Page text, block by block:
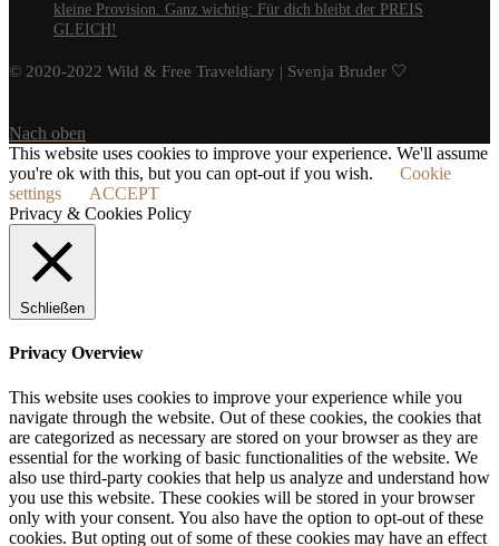
kleine Provision. Ganz wichtig: Für dich bleibt der PREIS
GLEICH!
© 2020-2022 Wild & Free Traveldiary | Svenja Bruder 🤍
Nach oben
This website uses cookies to improve your experience. We'll assume
you're ok with this, but you can opt-out if you wish.
Cookie
settings
ACCEPT
Privacy & Cookies Policy
Schließen
Privacy Overview
This website uses cookies to improve your experience while you
navigate through the website. Out of these cookies, the cookies that
are categorized as necessary are stored on your browser as they are
essential for the working of basic functionalities of the website. We
also use third-party cookies that help us analyze and understand how
you use this website. These cookies will be stored in your browser
only with your consent. You also have the option to opt-out of these
cookies. But opting out of some of these cookies may have an effect